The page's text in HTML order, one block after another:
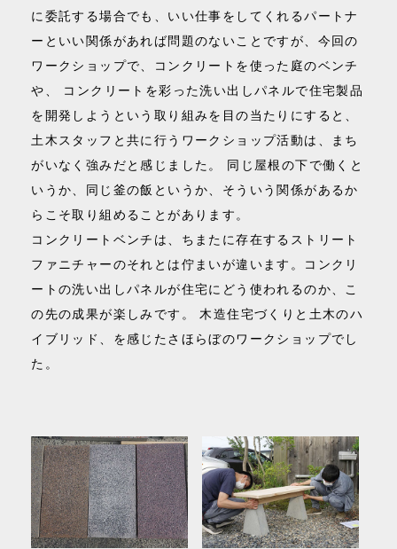
に委託する場合でも、いい仕事をしてくれるパートナ
ーといい関係があれば問題のないことですが、今回の
ワークショップで、コンクリートを使った庭のベンチ
や、 コンクリートを彩った洗い出しパネルで住宅製品
を開発しようという取り組みを目の当たりにすると、
土木スタッフと共に行うワークショップ活動は、まち
がいなく強みだと感じました。 同じ屋根の下で働くと
いうか、同じ釜の飯というか、そういう関係があるか
らこそ取り組めることがあります。
コンクリートベンチは、ちまたに存在するストリート
ファニチャーのそれとは佇まいが違います。コンクリ
ートの洗い出しパネルが住宅にどう使われるのか、こ
の先の成果が楽しみです。 木造住宅づくりと土木のハ
イブリッド、を感じたさほらぼのワークショップでし
た。